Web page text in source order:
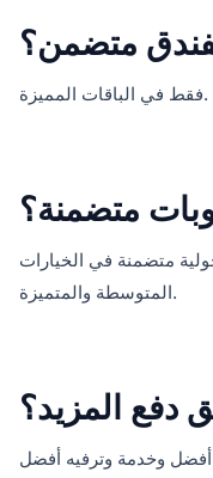
متضمن؟
فقط في الباقات المميزة.
متضمنة؟
متضمنة في الخيارات
المتوسطة والمتميزة.
دفع المزيد؟